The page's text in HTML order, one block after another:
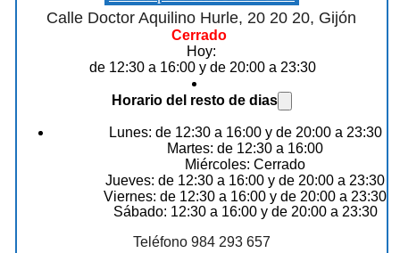
Calle Doctor Aquilino Hurle, 20 20 20, Gijón
Cerrado
Hoy:
de 12:30 a 16:00 y de 20:00 a 23:30
Horario del resto de dias
Lunes: de 12:30 a 16:00 y de 20:00 a 23:30
Martes: de 12:30 a 16:00
Miércoles: Cerrado
Jueves: de 12:30 a 16:00 y de 20:00 a 23:30
Viernes: de 12:30 a 16:00 y de 20:00 a 23:30
Sábado: 12:30 a 16:00 y de 20:00 a 23:30
Teléfono 984 293 657